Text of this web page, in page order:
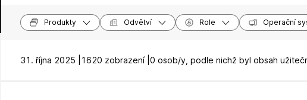
Produkty Odvětví Role Operační
31. října 2025 | 1620 zobrazení | 0 osob/y, podle nichž byl obsah